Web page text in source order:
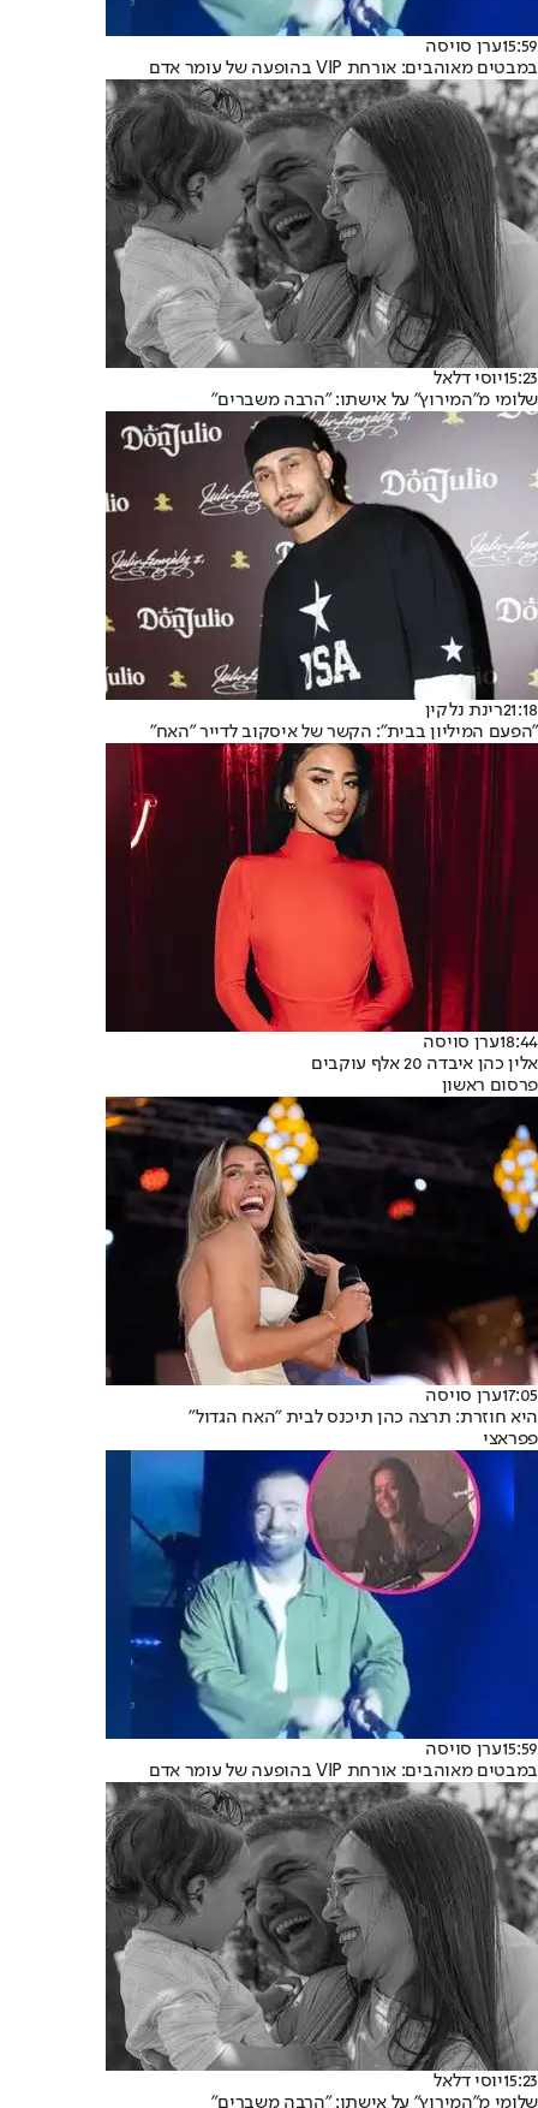
15:59ערן סויסה
במבטים מאוהבים: אורחת VIP בהופעה של עומר אדם
15:23יוסי דלאל
שלומי מ"המירוץ" על אישתו: "הרבה משברים"
21:18רינת נלקין
"הפעם המיליון בבית": הקשר של איסקוב לדייר "האח"
18:44ערן סויסה
אלין כהן איבדה 20 אלף עוקבים
פרסום ראשון
17:05ערן סויסה
היא חוזרת: תרצה כהן תיכנס לבית "האח הגדול"
פפראצי
15:59ערן סויסה
במבטים מאוהבים: אורחת VIP בהופעה של עומר אדם
15:23יוסי דלאל
שלומי מ"המירוץ" על אישתו: "הרבה משברים"